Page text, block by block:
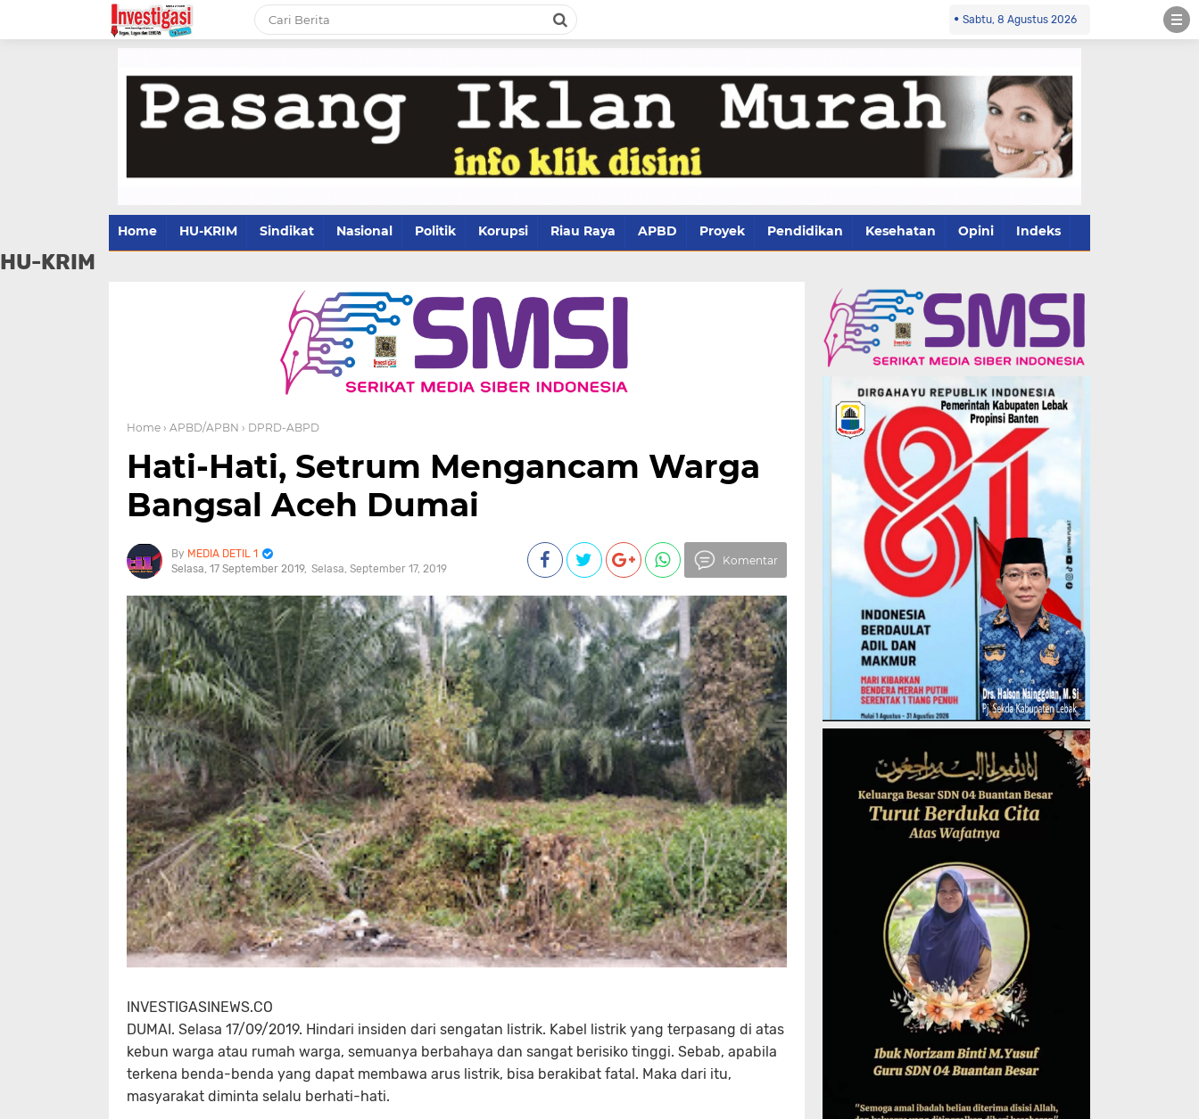
Sabtu, 8 Agustus 2026
Home HU-KRIM Sindikat Nasional Politik Korupsi Riau Raya APBD Proyek Pendidikan Kesehatan Opini Indeks
HU-KRIM
Home › APBD/APBN › DPRD-ABPD
Hati-Hati, Setrum Mengancam Warga
Bangsal Aceh Dumai
MEDIA DETIL 1
Selasa, 17 September 2019 Selasa, September 17, 2019
Komentar
INVESTIGASINEWS.CO
DUMAI. Selasa 17/09/2019. Hindari insiden dari sengatan listrik. Kabel listrik yang terpasang di atas
kebun warga atau rumah warga, semuanya berbahaya dan sangat berisiko tinggi. Sebab, apabila
terkena benda-benda yang dapat membawa arus listrik, bisa berakibat fatal. Maka dari itu,
masyarakat diminta selalu berhati-hati.